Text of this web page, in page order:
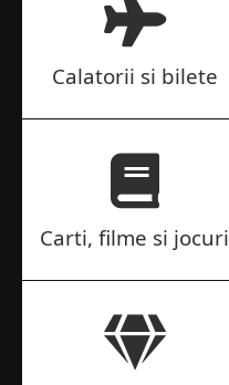
Calatorii si bilete
Carti, filme si jocuri